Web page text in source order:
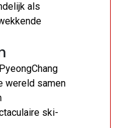
als
wereld samen
ski-